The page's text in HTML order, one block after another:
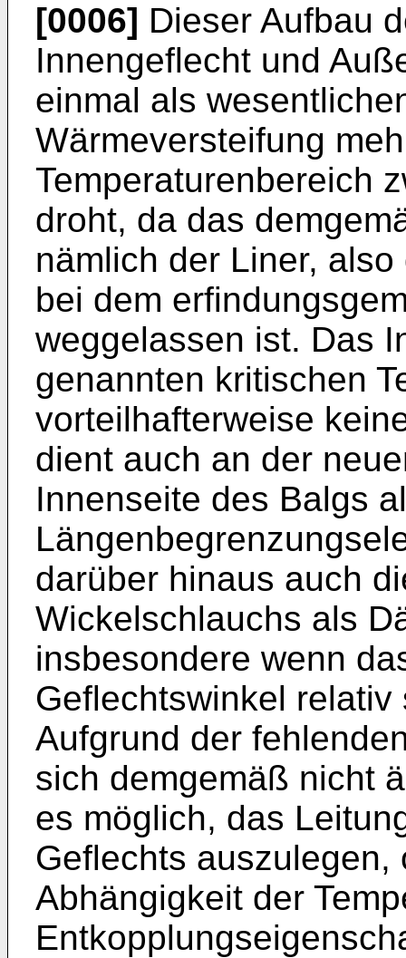
[0006] Dieser Aufbau
Innengeflecht und
einmal als
Wärmeversteifung
Temperaturenbereich
droht, da das
nämlich der Liner,
bei dem
weggelassen ist. Das
genannten kritischen
vorteilhafterweise
dient auch an der
Innenseite des Balgs
darüber hinaus auch
Wickelschlauchs als
insbesondere wenn
Geflechtswinkel
Aufgrund der
sich demgemäß nicht
es möglich, das
Geflechts auszulegen,
Abhängigkeit der